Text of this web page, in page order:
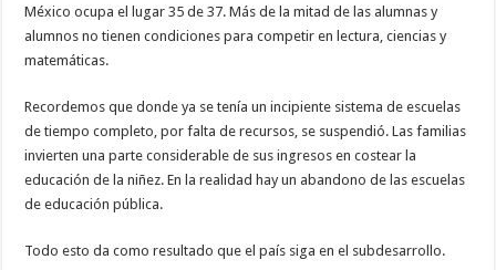
México ocupa el lugar 35 de 37. Más de la mitad de las alumnas y
alumnos no tienen condiciones para competir en lectura, ciencias y
matemáticas.
Recordemos que donde ya se tenía un incipiente sistema de escuelas
de tiempo completo, por falta de recursos, se suspendió. Las familias
invierten una parte considerable de sus ingresos en costear la
educación de la niñez. En la realidad hay un abandono de las escuelas
de educación pública.
Todo esto da como resultado que el país siga en el subdesarrollo.